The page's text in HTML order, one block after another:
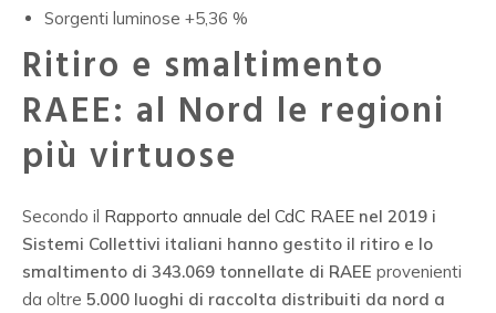
Sorgenti luminose +5,36 %
Ritiro e smaltimento
RAEE: al Nord le regioni
più virtuose
Secondo il Rapporto annuale del CdC RAEE nel 2019 i
Sistemi Collettivi italiani hanno gestito il ritiro e lo
smaltimento di 343.069 tonnellate di RAEE provenienti
da oltre 5.000 luoghi di raccolta distribuiti da nord a